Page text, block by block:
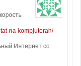
na-kompjuterah/
Интернет со